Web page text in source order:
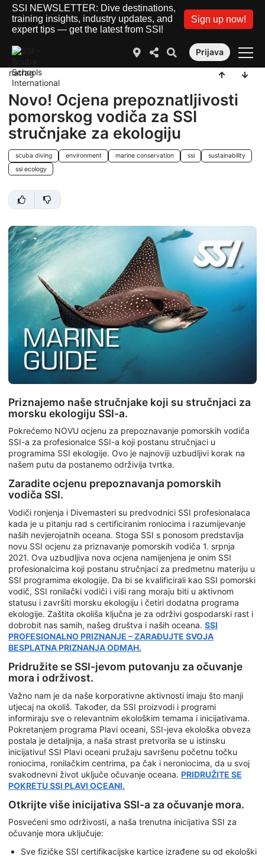
SSI NEWSLETTER: Dive destinations,
training insights, industry updates, and
expert tips — get the latest from SSI!
Sign up now!
Prijava
natrag
Novo! Ocjena prepoznatljivosti
pomorskog vodiča za SSI
stručnjake za ekologiju
scuba diving environment marine conservation ssi
sustainability
ssi ecology
Priznajemo naše stručnjake koji su stručnjaci za
morsku ekologiju SSI-a.
Pokrećemo NOVU ocjenu za prepoznavanje pomorskih vodiča
SSI-a za profesionalce SSI-a koji postanu stručnjaci u
programima SSI ekologije. Ovo je najnoviji uzbudljivi korak na
našem putu da postanemo održivija tvrtka.
Zaradite ocjenu prepoznavanja pomorskih
vodiča SSI.
Vodiči ronjenja i Divemasteri su predvodnici SSI profesionalaca
kada je u pitanju rad s certificiranim roniocima i razumijevanje
naših nevjerojatnih oceana. Stoga SSI s ponosom predstavlja
novu SSI ocjenu za priznavanje pomorskih vodiča 1. srpnja
2021. Ova uzbudljiva nova ocjena namijenjena je onim SSI
profesionalcima koji postanu stručnjaci za predmetnu materiju u
SSI programima ekologije. Da bi se kvalificirali kao SSI pomorski
vodič, SSI ronilački vodiči i viši rang moraju biti u aktivnom
statusu i završiti morsku ekologiju i četiri dodatna programa
ekologije. Zaštita okoliša ključna je za održivi gospodarski rast i
dobrobit nas samih, našeg društva i naših oceana. SSI
PROFESIONALNO PRIZNANJE – ZARAĐUJTE SVOJA
BESPLATNA PRIZNANJA ODMAH.
Pridružite se SSI-jevom putovanju za očuvanje
mora i održivost.
Važno nam je da naše korporativne aktivnosti imaju što manji
utjecaj na okoliš. Također, da SSI proizvodi i programi
informiraju sve o relevantnim ekološkim temama i inicijativama.
Pokretanjem programa Plavi oceani, SSI-jeva ekološka obveza
postala je detaljnija, a naša strast pretvorila se u istinsku
inicijativu! SSI Plavi oceani pružaju savršenu početnu točku
roniocima, ronilačkim centrima, pa čak i neroniocima, da u svoj
svakodnevni život uključe očuvanje oceana. PRIDRUŽITE SE
POKRETU SSI PLAVI OCEANI.
Otkrijte više inicijativa SSI-a za očuvanje mora.
Posvećeni smo održivosti, a naša trenutna inicijativa SSI za
očuvanje mora uključuje:
Sve fizičke SSI certifikacijske kartice izrađene su od ekološki